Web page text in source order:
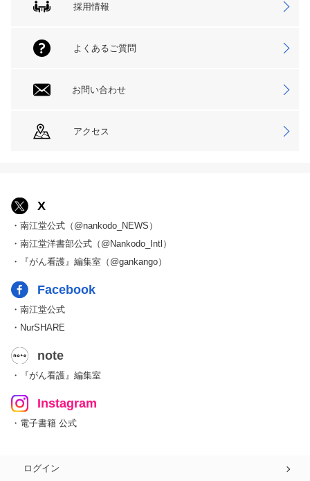
採用情報
よくあるご質問
お問い合わせ
アクセス
X
・南江堂公式（@nankodo_NEWS）
・南江堂洋書部公式（@Nankodo_Intl）
・『がん看護』編集室（@gankango）
Facebook
・南江堂公式
・NurSHARE
note
・『がん看護』編集室
Instagram
・電子書籍 公式
ログイン